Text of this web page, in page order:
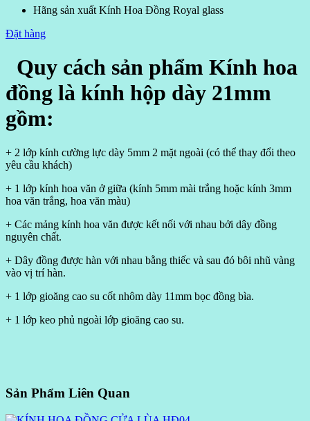
Hãng sản xuất Kính Hoa Đồng Royal glass
Đặt hàng
Quy cách sản phẩm Kính hoa
đồng là kính hộp dày 21mm
gồm:
+ 2 lớp kính cường lực dày 5mm 2 mặt ngoài (có thể thay đổi theo
yêu cầu khách)
+ 1 lớp kính hoa văn ở giữa (kính 5mm mài trắng hoặc kính 3mm
hoa văn trắng, hoa văn màu)
+ Các mảng kính hoa văn được kết nối với nhau bởi dây đồng
nguyên chất.
+ Dây đồng được hàn với nhau bằng thiếc và sau đó bôi nhũ vàng
vào vị trí hàn.
+ 1 lớp gioăng cao su cốt nhôm dày 11mm bọc đồng bìa.
+ 1 lớp keo phủ ngoài lớp gioăng cao su.
Sản Phẩm Liên Quan